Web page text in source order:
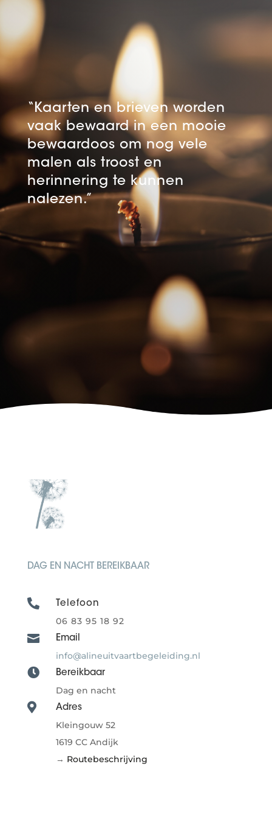
“Kaarten en brieven worden
vaak bewaard in een mooie
bewaardoos om nog vele
malen als troost en
herinnering te kunnen
nalezen.”
DAG EN NACHT BEREIKBAAR
 Telefoon
06 83 95 18 92
 Email
info@alineuitvaartbegeleiding.nl
 Bereikbaar
Dag en nacht
 Adres
Kleingouw 52
1619 CC Andijk
→ Routebeschrijving